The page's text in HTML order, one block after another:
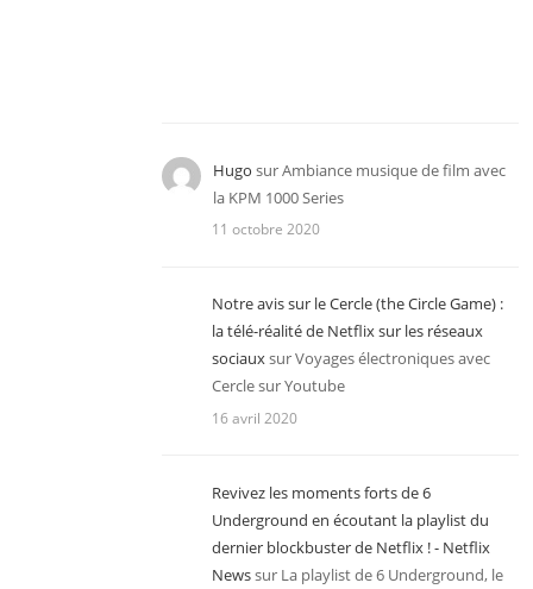
Hugo surAmbiance musique de film avec
la KPM 1000 Series
11 octobre 2020
Notre avis sur le Cercle (the Circle Game) :
la télé-réalité de Netflix sur les réseaux
sociauxsurVoyages électroniques avec
Cercle sur Youtube
16 avril 2020
Revivez les moments forts de 6
Underground en écoutant la playlist du
dernier blockbuster de Netflix ! - Netflix
Newssur La playlist de 6 Underground, le